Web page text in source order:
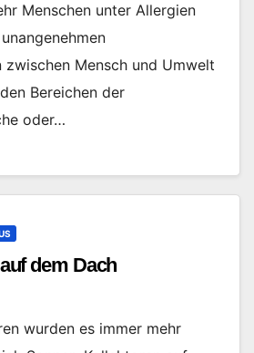
Menschen unter Allergien
zwischen Mensch und Umwelt
Bereichen der
oder…
dem Dach
wurden es immer mehr